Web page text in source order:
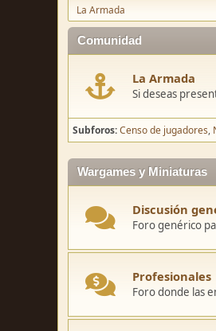
La Armada
Comunidad
La Armada
Si deseas
Subforos Censo de jugadores
Wargames y Miniaturas
Discusión
Foro genérico
Profesionales
Foro donde las